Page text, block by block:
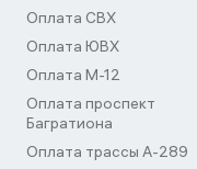
Оплата СВХ
Оплата ЮВХ
Оплата М-12
Оплата проспект
Багратиона
Оплата трассы А-289